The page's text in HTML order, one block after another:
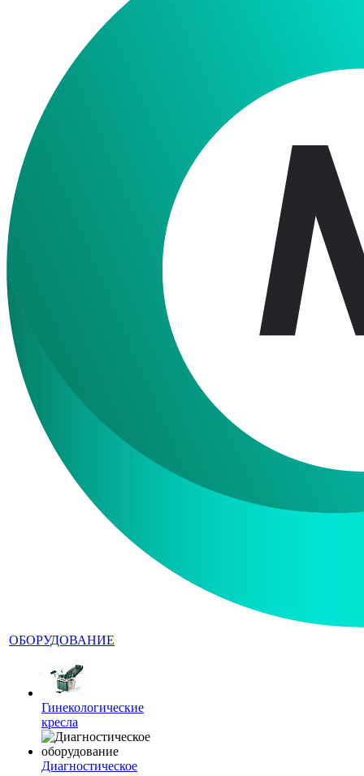
ОБОРУДОВАНИЕ
Гинекологические
кресла
Диагностическое